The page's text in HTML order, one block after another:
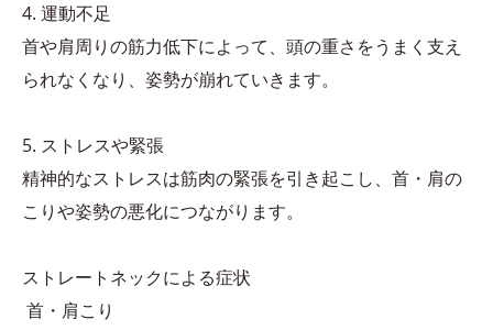
4. 運動不足
首や肩周りの筋力低下によって、頭の重さをうまく支え
られなくなり、姿勢が崩れていきます。
5. ストレスや緊張
精神的なストレスは筋肉の緊張を引き起こし、首・肩の
こりや姿勢の悪化につながります。
ストレートネックによる症状
首・肩こり